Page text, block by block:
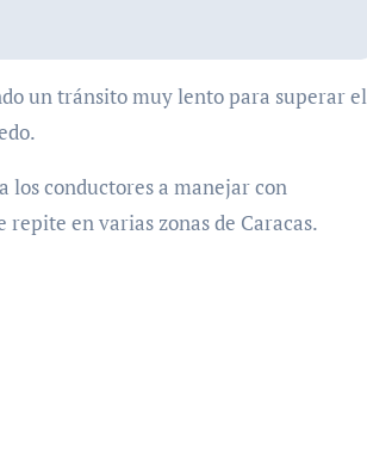
un tránsito muy lento para superar el
los conductores a manejar con
en varias zonas de Caracas.